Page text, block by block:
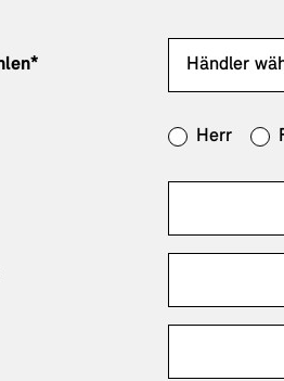
Herr